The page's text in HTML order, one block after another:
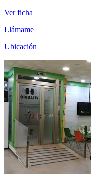
Ver ficha
Llámame
Ubicación